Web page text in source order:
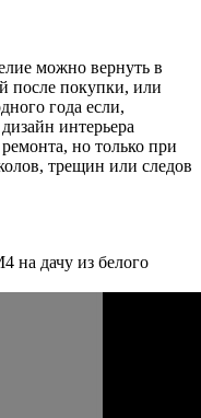
можно вернуть в
после покупки, или
года если,
интерьера
но только при
трещин или следов
на дачу из белого